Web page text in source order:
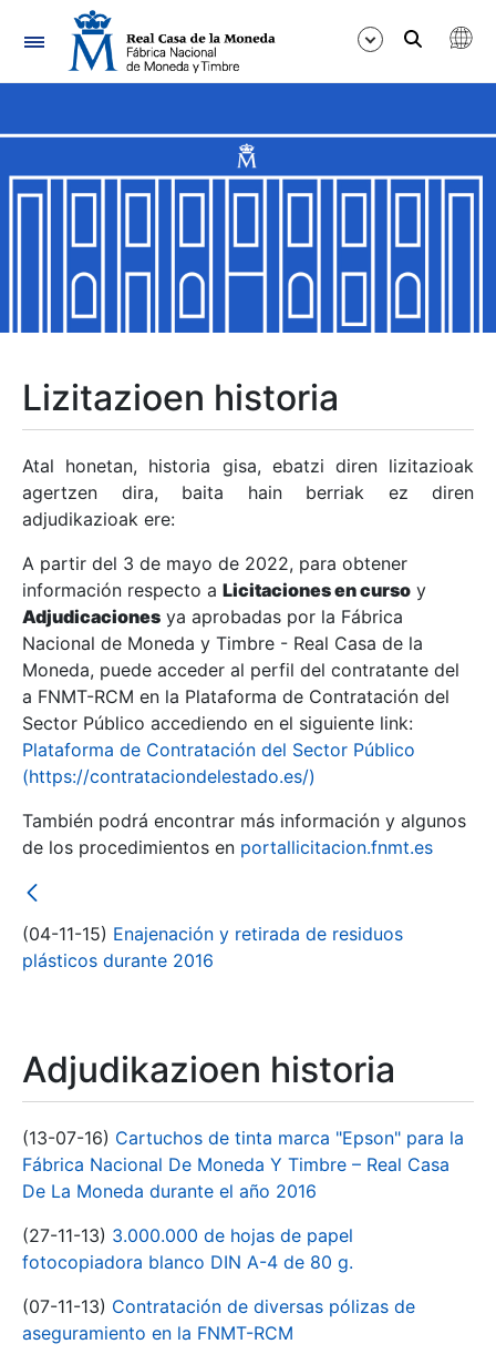
Nabigazioa
Erakutsi/Ezkutatu
Erakutsi/Ezkutatu
Erakutsi/Ezkutatu
Erakutsi/Ezkutatu
Erakutsi/Ezkutatu
Erakutsi/Ezkutatu
Erakutsi/Ezkutatu
Erakutsi/Ezkutatu
Lizitazioen historia
Atal honetan, historia gisa, ebatzi diren lizitazioak
agertzen dira, baita hain berriak ez diren
adjudikazioak ere:
A partir del 3 de mayo de 2022, para obtener
información respecto a Licitaciones en curso y
Adjudicaciones ya aprobadas por la Fábrica
Nacional de Moneda y Timbre - Real Casa de la
Moneda, puede acceder al perfil del contratante del
a FNMT-RCM en la Plataforma de Contratación del
Sector Público accediendo en el siguiente link:
Plataforma de Contratación del Sector Público
(https://contrataciondelestado.es/)
También podrá encontrar más información y algunos
de los procedimientos en portallicitacion.fnmt.es
(04-11-15) Enajenación y retirada de residuos
plásticos durante 2016
Adjudikazioen historia
(13-07-16) Cartuchos de tinta marca "Epson" para la
Fábrica Nacional De Moneda Y Timbre – Real Casa
De La Moneda durante el año 2016
(27-11-13) 3.000.000 de hojas de papel
fotocopiadora blanco DIN A-4 de 80 g.
(07-11-13) Contratación de diversas pólizas de
aseguramiento en la FNMT-RCM